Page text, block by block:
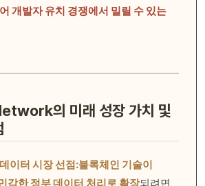
개발자 유치 경쟁에서 밀릴 수 있는
의 미래 성장 가치 및
이터 시장 선점:블록체인 기술이
감한 정부 데이터 처리로 확장되려면